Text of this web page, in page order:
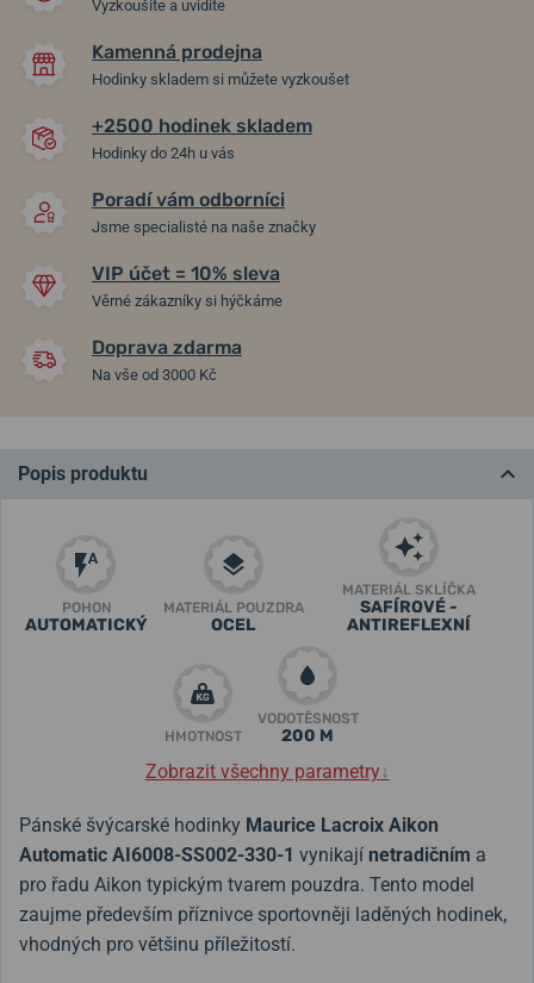
Vyzkoušíte a uvidíte
Kamenná prodejna
Hodinky skladem si můžete vyzkoušet
+2500 hodinek skladem
Hodinky do 24h u vás
Poradí vám odborníci
Jsme specialisté na naše značky
VIP účet = 10% sleva
Věrné zákazníky si hýčkáme
Doprava zdarma
Na vše od 3000 Kč
Popis produktu
POHON
AUTOMATICKÝ
MATERIÁL POUZDRA
OCEL
MATERIÁL SKLÍČKA
SAFÍROVÉ -
ANTIREFLEXNÍ
HMOTNOST
VODOTĚSNOST
200 M
Zobrazit všechny parametry↓
Pánské švýcarské hodinky Maurice Lacroix Aikon
Automatic AI6008-SS002-330-1 vynikají netradičním a
pro řadu Aikon typickým tvarem pouzdra. Tento model
zaujme především příznivce sportovněji laděných hodinek,
vhodných pro většinu příležitostí.